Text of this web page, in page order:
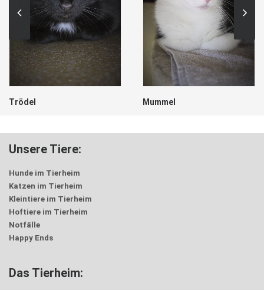
Trödel Mummel
Unsere Tiere:
Hunde im Tierheim
Katzen im Tierheim
Kleintiere im Tierheim
Hoftiere im Tierheim
Notfälle
Happy Ends
Das Tierheim: